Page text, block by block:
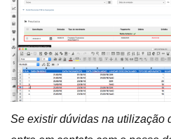
Se existir dúvidas na utilização